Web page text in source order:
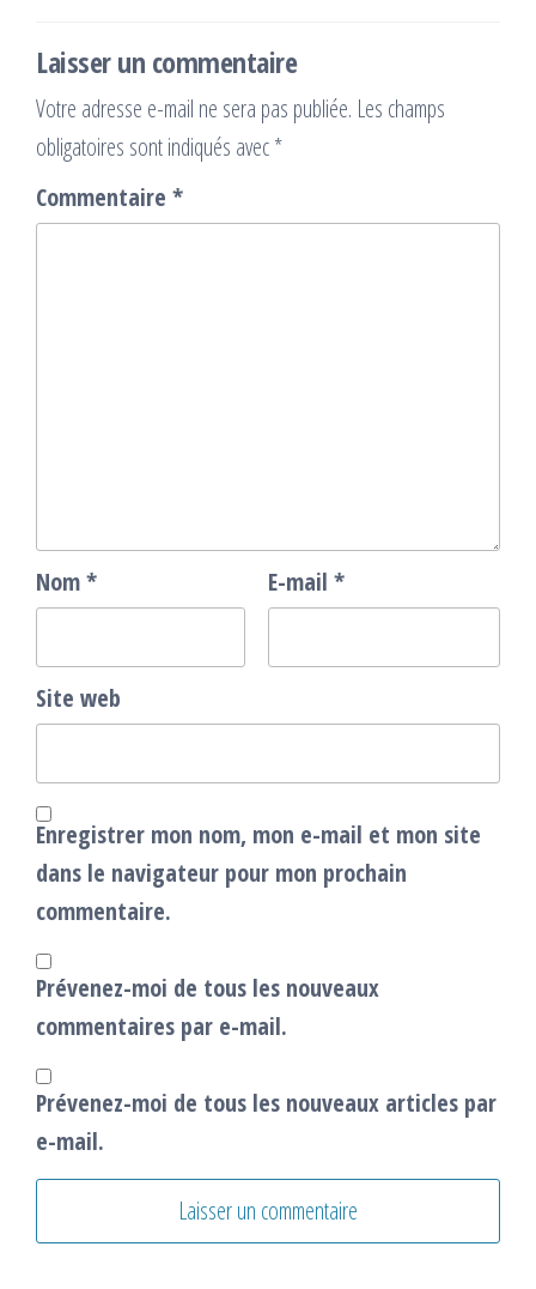
Laisser un commentaire
Votre adresse e-mail ne sera pas publiée. Les champs
obligatoires sont indiqués avec*
Commentaire *
Nom* E-mail *
Site web
Enregistrer mon nom, mon e-mail et mon site
dans le navigateur pour mon prochain
commentaire.
Prévenez-moi de tous les nouveaux
commentaires par e-mail.
Prévenez-moi de tous les nouveaux articles par
e-mail.